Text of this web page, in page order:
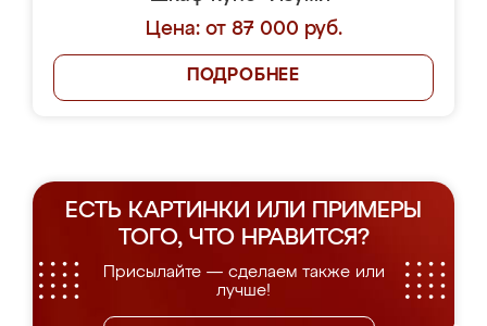
Цена: от 87 000 руб.
ПОДРОБНЕЕ
ЕСТЬ КАРТИНКИ ИЛИ ПРИМЕРЫ
ТОГО, ЧТО НРАВИТСЯ?
Присылайте — сделаем также или
лучше!